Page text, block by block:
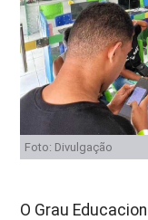
Foto: Divulgação
O Grau